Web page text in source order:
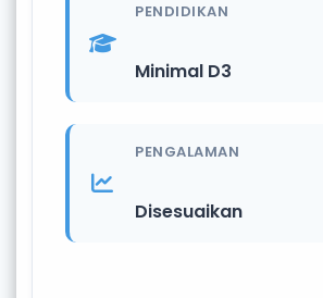
PENDIDIKAN
Minimal D3
PENGALAMAN
Disesuaikan